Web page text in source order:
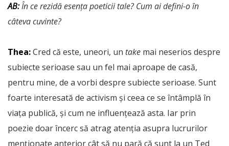
AB:În ce rezidă esența poeticii tale? Cum ai defini-o în
câteva cuvinte?
Thea:Cred că este, uneori, un take mai neserios despre
subiecte serioase sau un fel mai aproape de casă,
pentru mine, de a vorbi despre subiecte serioase. Sunt
foarte interesată de activism și ceea ce se întâmplă în
viața publică, și cum ne influențează asta. Iar prin
poezie doar încerc să atrag atenția asupra lucrurilor
menționate anterior cât să nu pară că sunt la un Ted